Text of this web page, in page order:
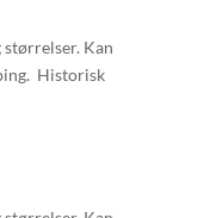
Kan
Historisk